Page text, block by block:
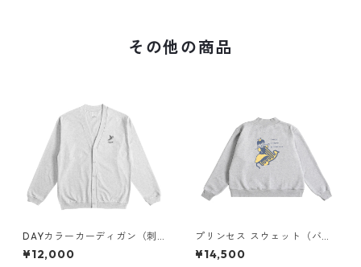
その他の商品
DAYカラーカーディガン（刺
繍）
¥12,000
プリンセス スウェット（バッ
クプリント）× Liguee®️糸の鳥
ロゴ（刺繍）
¥14,500